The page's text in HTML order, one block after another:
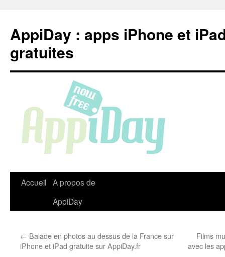
contenu
AppiDay : apps iPhone et
gratuites
Accueil A propos de
AppiDay
← Balade en photos au dessus de la France sur
iPhone et iPad gratuite sur AppiDay.fr
Films
avec les